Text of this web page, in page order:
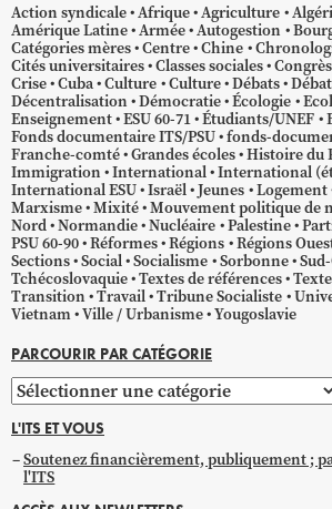
Action syndicale Afrique Agriculture
Amérique Latine Armée Autogestion
Catégories mères Centre Chine
Cités universitaires Classes sociales Congrès
Crise Cuba Culture Culture Débats
Décentralisation Démocratie Écologie
Enseignement ESU 60-71 Étudiants/UNEF
Fonds documentaire ITS/PSU fonds-
Franche-comté Grandes écoles Histoire du
Immigration International International
International ESU Israël Jeunes Logement
Marxisme Mixité Mouvement politique de
Nord Normandie Nucléaire Palestine
PSU 60-90 Réformes Régions Régions
Sections Social Socialisme Sorbonne
Tchécoslovaquie Textes de références
Transition Travail Tribune Socialiste
Vietnam Ville / Urbanisme Yougoslavie
PARCOURIR PAR CATÉGORIE
Parcourir
par
catégorie
L'ITS ET VOUS
Soutenez financièrement, publiquement ;
l'ITS